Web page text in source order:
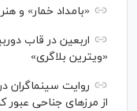
«بامداد خمار» و
اربعین در قاب
«ویترین بلاگری»
روایت سینماگران
از مرزهای جناحی عبور